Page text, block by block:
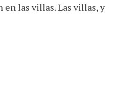
en las villas. Las villas, y